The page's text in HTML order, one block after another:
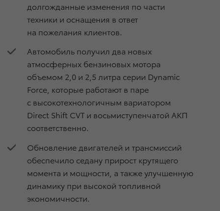
долгожданные изменения по части
техники и оснащения в ответ
на пожелания клиентов.
Автомобиль получил два новых
атмосферных бензиновых мотора
объемом 2,0 и 2,5 литра серии Dynamic
Force, которые работают в паре
с высокотехнологичным вариатором
Direct Shift CVT и восьмиступенчатой АКП
соответственно.
Обновление двигателей и трансмиссий
обеспечило седану прирост крутящего
момента и мощности, а также улучшенную
динамику при высокой топливной
экономичности.